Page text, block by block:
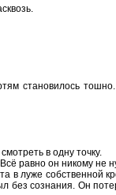
становилось
в одну точку.
равно он никому не
в луже собственной
без сознания. Он